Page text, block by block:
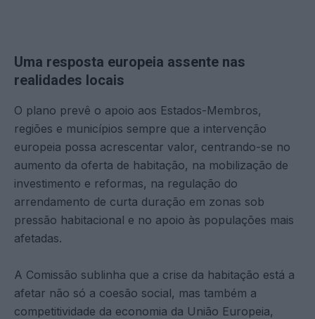
Uma resposta europeia assente nas
realidades locais
O plano prevê o apoio aos Estados-Membros,
regiões e municípios sempre que a intervenção
europeia possa acrescentar valor, centrando-se no
aumento da oferta de habitação, na mobilização de
investimento e reformas, na regulação do
arrendamento de curta duração em zonas sob
pressão habitacional e no apoio às populações mais
afetadas.
A Comissão sublinha que a crise da habitação está a
afetar não só a coesão social, mas também a
competitividade da economia da União Europeia,